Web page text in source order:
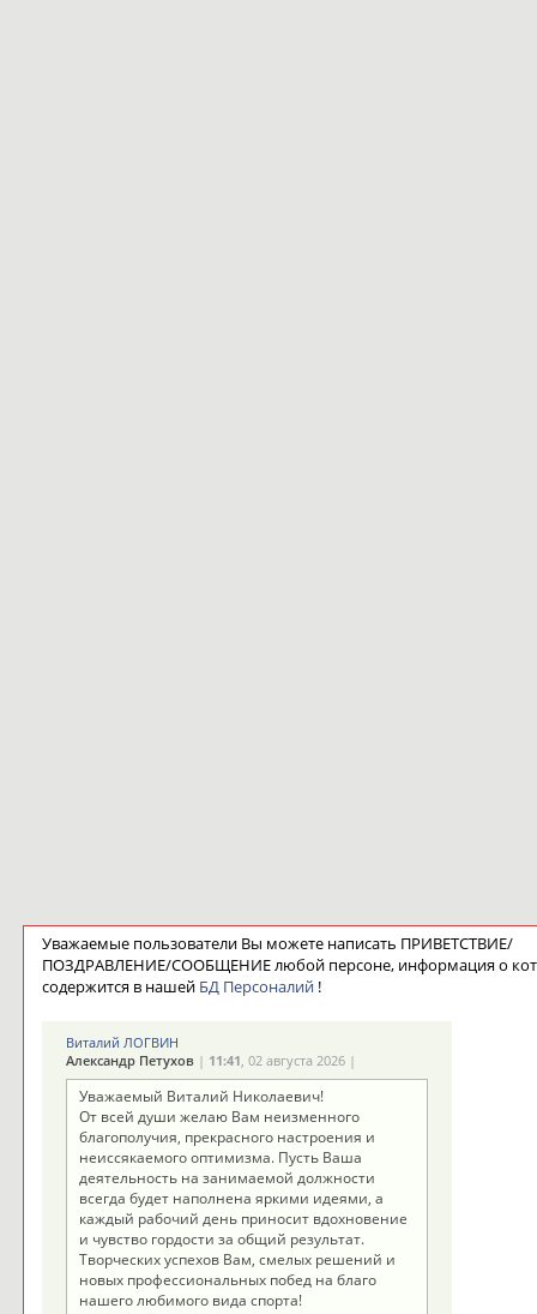
Уважаемые пользователи Вы можете написать ПРИВЕТСТВИЕ/
ПОЗДРАВЛЕНИЕ/СООБЩЕНИЕ любой персоне, информация о
содержится в нашей БД Персоналий!
Виталий ЛОГВИН
Александр Петухов| 11:41, 02 августа 2026 |
Уважаемый Виталий Николаевич!
От всей души желаю Вам неизменного
благополучия, прекрасного настроения и
неиссякаемого оптимизма. Пусть Ваша
деятельность на занимаемой должности
всегда будет наполнена яркими идеями, а
каждый рабочий день приносит вдохновение
и чувство гордости за общий результат.
Творческих успехов Вам, смелых решений и
новых профессиональных побед на благо
нашего любимого вида спорта!